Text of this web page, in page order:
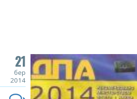
21
бер
2014